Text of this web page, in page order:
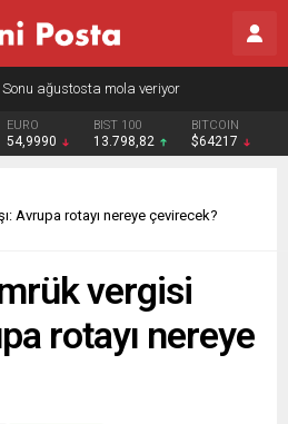
Sonu ağustosta mola veriyor
EURO
54,9990
BIST 100
13.798,82
BITCOIN
$64217
Avrupa rotayı nereye çevirecek?
vergisi
rotayı nereye